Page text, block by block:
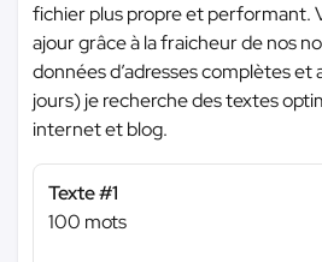
fichier plus propre et performant.
ajour grâce à la fraicheur de nos
données d’adresses complètes et
jours) je recherche des textes
internet et blog.
Texte #1
100 mots